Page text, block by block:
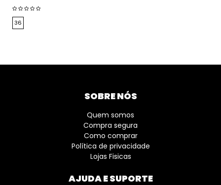
36
SOBRE NÓS
Quem somos
Compra segura
Como comprar
Política de privacidade
Lojas Fisicas
AJUDA E SUPORTE